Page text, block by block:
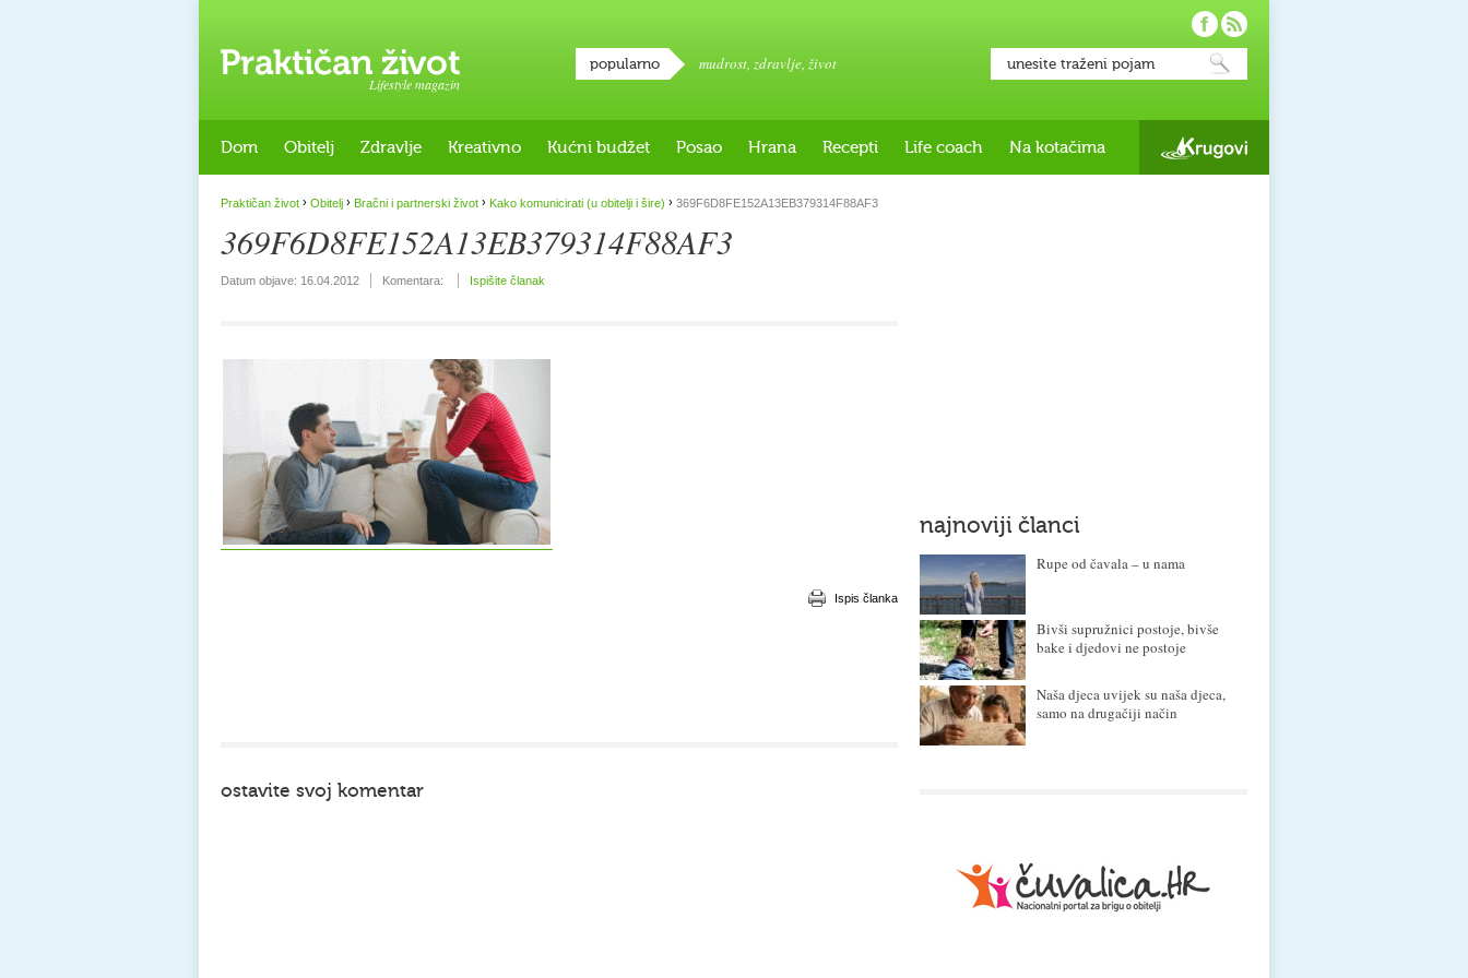
Lifestyle magazin
popularno mudrost, zdravlje, život
Dom Obitelj Zdravlje Kreativno Kućni budžet Posao Hrana Recepti Life coach Na kotačima
Praktičan život › Obitelj › Bračni i partnerski život › Kako komunicirati (u obitelji i šire) › 369F6D8FE152A13EB379314F88AF3
369F6D8FE152A13EB379314F88AF3
Datum objave: 16.04.2012 Komentara: Ispišite članak
Ispis članka
ostavite svoj komentar
najnoviji članci
Rupe od čavala – u nama
Bivši supružnici postoje, bivše
bake i djedovi ne postoje
Naša djeca uvijek su naša djeca,
samo na drugačiji način